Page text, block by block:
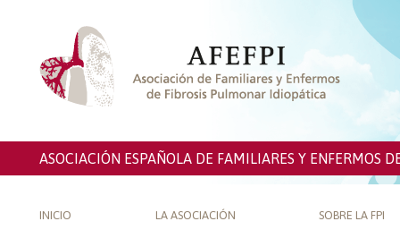
ASOCIACIÓN ESPAÑOLA DE FAMILIARES Y ENFERMOS
INICIO LA ASOCIACIÓN SOBRE LA FPI